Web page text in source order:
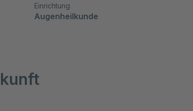
Einrichtung
Augenheilkunde